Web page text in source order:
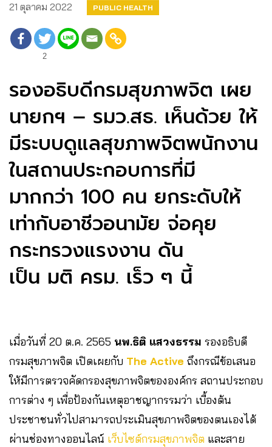
21 ตุลาคม 2022 PUBLIC HEALTH
2
รองอธิบดีกรมสุขภาพจิต เผย
นายกฯ – รมว.สธ. เห็นด้วย ให้
มีระบบดูแลสุขภาพจิตพนักงาน
ในสถานประกอบการที่มี
มากกว่า 100 คน ยกระดับให้
เท่ากับอาชีวอนามัย จ่อคุย
กระทรวงแรงงาน ดัน
เป็น มติ ครม. เร็ว ๆ นี้
เมื่อวันที่ 20 ต.ค.​ 2565 นพ.ธิติ แสวงธรรม รองอธิบดี
กรมสุขภาพจิต​ เปิดเผยกับ The Active ถึงกรณีข้อเสนอ
ให้มีการตรวจคัดกรองสุขภาพจิตขององค์กร สถานประกอบ
การต่าง ๆ เพื่อป้องกันเหตุอาชญากรรมว่า เบื้องต้น
ประชาชนทั่วไปสามารถประเมินสุขภาพจิตของตนเองได้
ผ่านช่องทางออนไลน์ เว็บไซต์กรมสุขภาพจิต และสาย